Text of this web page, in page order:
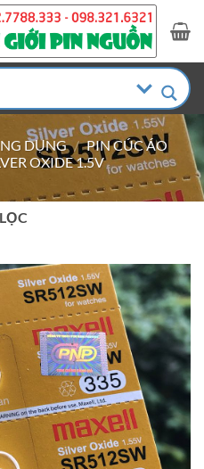
DỤNG / PIN CÚC ÁO
OXIDE 1.5V
LỌC